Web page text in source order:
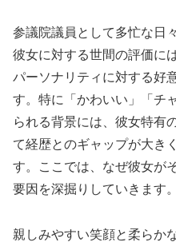
参議院議員として多忙な日
彼女に対する世間の評価に
パーソナリティに対する好
す。特に「かわいい」「チ
られる背景には、彼女特有
て経歴とのギャップが大き
す。ここでは、なぜ彼女が
要因を深掘りしていきます。
親しみやすい笑顔と柔らか